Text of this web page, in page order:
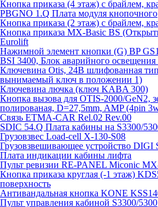
Кнопка приказа (4 этаж) с брайлем,
PBGNO 1.Q Плата модуля кнопочного
Кнопка приказа (2 этаж) с брайлем,
Кнопка приказа MX-Basic BS
Eurolift
Нажимной элемент кнопки (G) BP
BSI 3400, Блок аварийного освещения
Ключевина Otis, 24В шлифованная
вынимаемый ключ в положении 1)
Ключевина лючка (ключ KABA 300)
Кнопка вызова для OTIS-2000/GeN2,
полированая, D=27,5mm, AMP (4pin
Связь ETMA-CAR Rel.02 Rev.00
SDIC 54.Q Плата кабины на S3300/
Грузовзвес Load-cell X-130-S08
Грузовзвешивающее устройство DIGI
Плата индикации кабины лифта
Пульт ревизии RE-PANEL Miconic
Кнопка приказа круглая (-1 этаж)
поверхность
Антивандальная кнопка KONE
Пульт управления кабиной S3300/5300